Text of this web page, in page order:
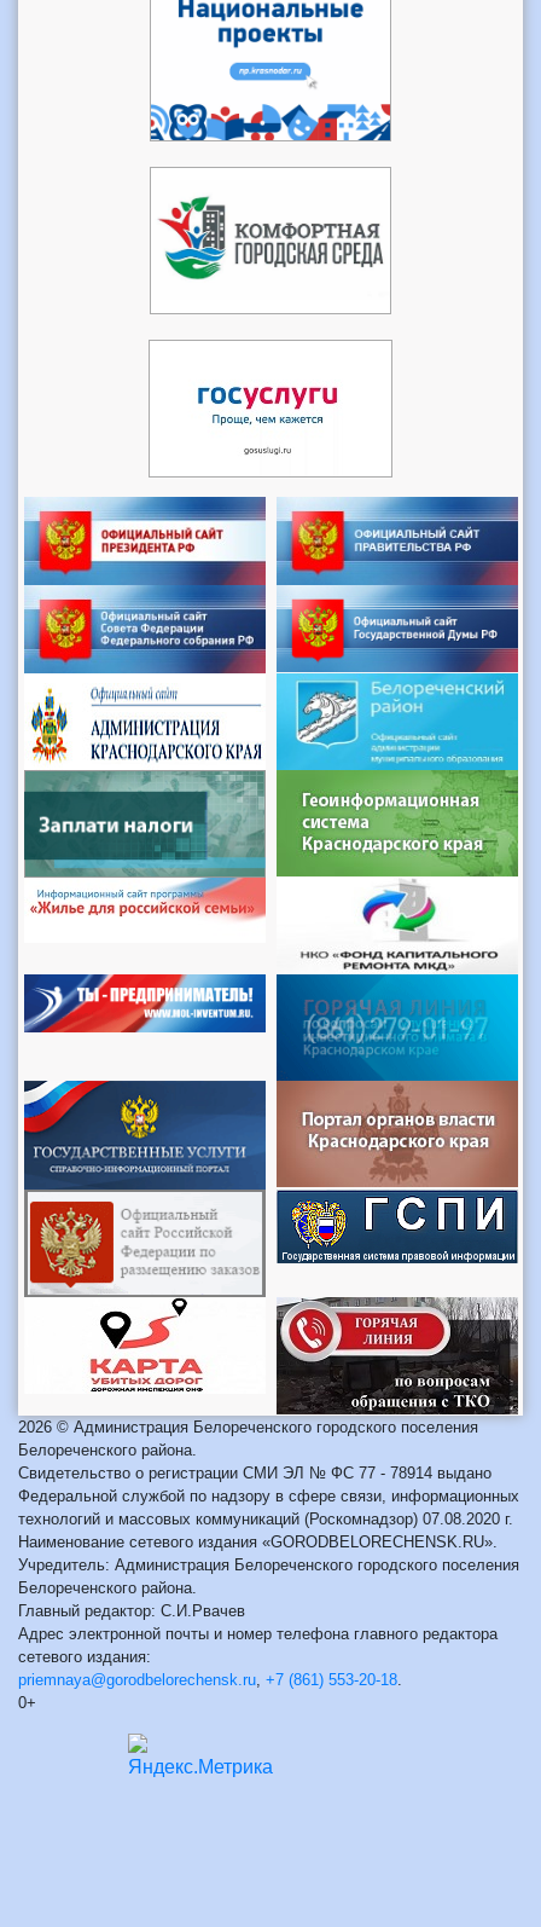
2026 © Администрация Белореченского городского поселения
Белореченского района.
Свидетельство о регистрации СМИ ЭЛ № ФС 77 - 78914 выдано
Федеральной службой по надзору в сфере связи, информационных
технологий и массовых коммуникаций (Роскомнадзор) 07.08.2020 г.
Наименование сетевого издания «GORODBELORECHENSK.RU».
Учредитель: Администрация Белореченского городского поселения
Белореченского района.
Главный редактор: С.И.Рвачев
Адрес электронной почты и номер телефона главного редактора
сетевого издания:
priemnaya@gorodbelorechensk.ru +7 (861) 553-20-18
0+